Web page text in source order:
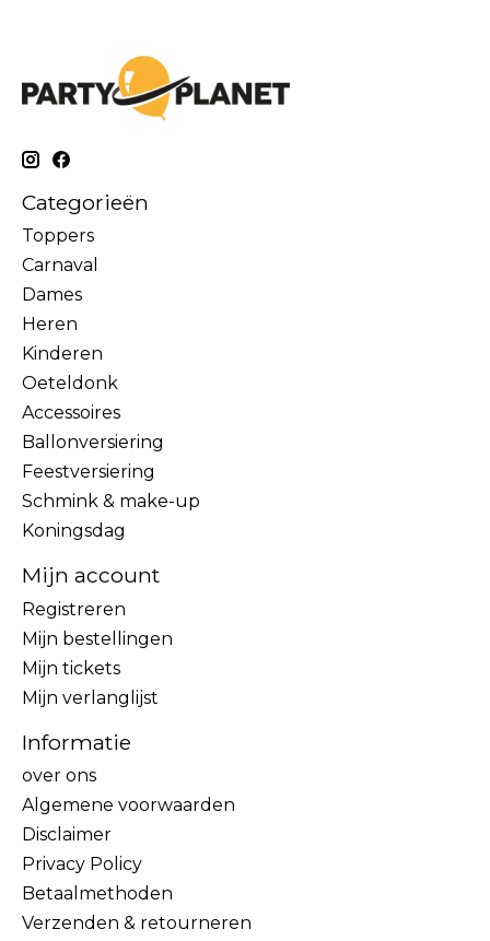
Categorieën
Toppers
Carnaval
Dames
Heren
Kinderen
Oeteldonk
Accessoires
Ballonversiering
Feestversiering
Schmink & make-up
Koningsdag
Mijn account
Registreren
Mijn bestellingen
Mijn tickets
Mijn verlanglijst
Informatie
over ons
Algemene voorwaarden
Disclaimer
Privacy Policy
Betaalmethoden
Verzenden & retourneren